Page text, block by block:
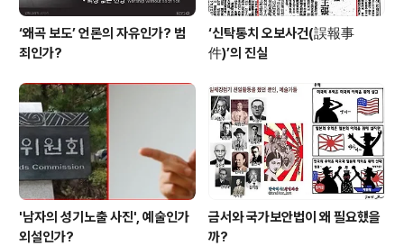
‘왜곡 보도’ 언론의 자유인가? 범
죄인가?
‘신탁통치 오보사건(誤報事
件)’의 진실
'남자의 성기노출 사진', 예술인가
외설인가?
금서와 국가보안법이 왜 필요했을
까?